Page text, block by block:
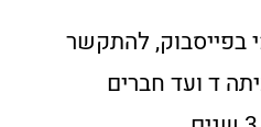
בפייסבוק, להתקשר
ד ועד חברים